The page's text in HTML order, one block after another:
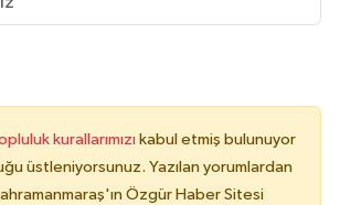
kurallarımızı kabul etmiş bulunuyor
üstleniyorsunuz. Yazılan yorumlardan
Özgür Haber Sitesi